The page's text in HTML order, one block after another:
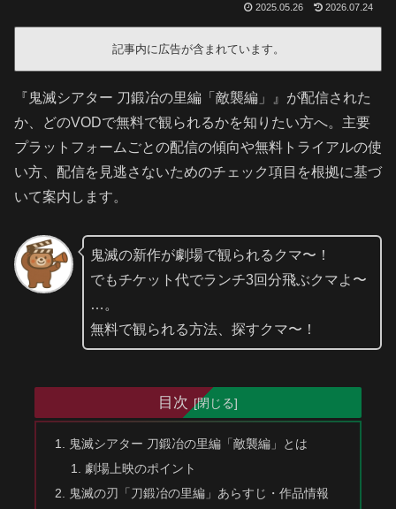
2025.05.26 2026.07.24
記事内に広告が含まれています。
『鬼滅シアター 刀鍛冶の里編「敵襲編」』が配信された
か、どのVODで無料で観られるかを知りたい方へ。主要
プラットフォームごとの配信の傾向や無料トライアルの使
い方、配信を見逃さないためのチェック項目を根拠に基づ
いて案内します。
鬼滅の新作が劇場で観られるクマ〜！
でもチケット代でランチ3回分飛ぶクマよ〜
…。
無料で観られる方法、探すクマ〜！
目次
鬼滅シアター 刀鍛冶の里編「敵襲編」とは
劇場上映のポイント
鬼滅の刃「刀鍛冶の里編」あらすじ・作品情報